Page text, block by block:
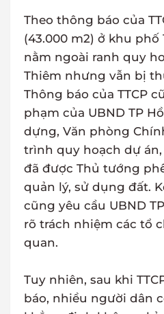
Theo thông báo của
(43.000 m2) ở khu phố
nằm ngoài ranh quy
Thiêm nhưng vẫn bị
Thông báo của TTCP
phạm của UBND TP
dựng, Văn phòng
trình quy hoạch dự
đã được Thủ tướng
quản lý, sử dụng đất.
cũng yêu cầu UBND
rõ trách nhiệm các tổ
quan.
Tuy nhiên, sau khi
báo, nhiều người dân